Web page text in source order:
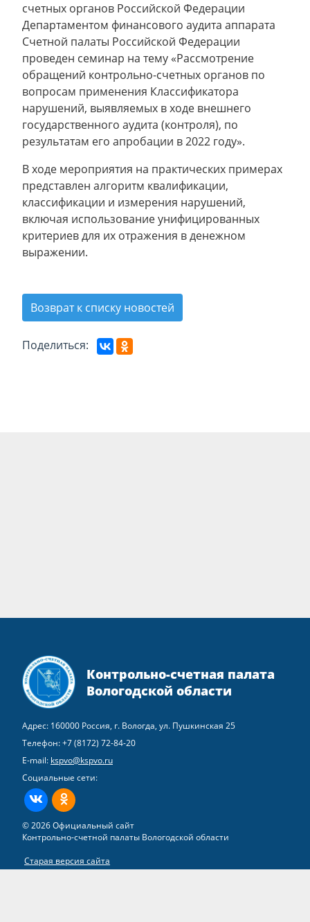
счетных органов Российской Федерации
Департаментом финансового аудита аппарата
Счетной палаты Российской Федерации
проведен семинар на тему «Рассмотрение
обращений контрольно-счетных органов по
вопросам применения Классификатора
нарушений, выявляемых в ходе внешнего
государственного аудита (контроля), по
результатам его апробации в 2022 году».
В ходе мероприятия на практических примерах
представлен алгоритм квалификации,
классификации и измерения нарушений,
включая использование унифицированных
критериев для их отражения в денежном
выражении.
Возврат к списку новостей
Поделиться:
Контрольно-счетная палата
Вологодской области
Адрес: 160000 Россия, г. Вологда, ул. Пушкинская 25
Телефон:+7 (8172) 72-84-20
E-mail: kspvo@kspvo.ru
Социальные сети:
ВКонтактеОдноклассники
© 2026 Официальный сайт
Контрольно-счетной палаты Вологодской области
Старая версия сайта